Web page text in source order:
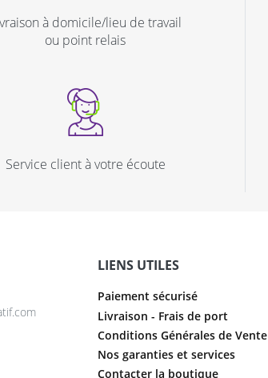
à domicile/lieu de travail
ou point relais
Service client à votre écoute
LIENS UTILES
Paiement sécurisé
Livraison - Frais de port
Conditions Générales de Vente
Nos garanties et services
Contacter la boutique